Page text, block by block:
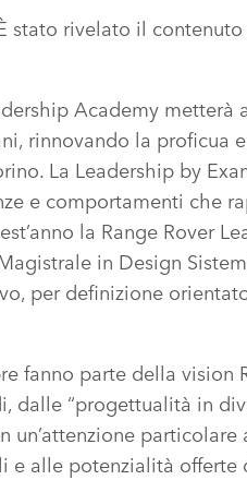
stato rivelato il
Academy metterà
rinnovando la proficua
La Leadership by
e comportamenti che
la Range Rover
in Design
per definizione
fanno parte della vision
dalle “progettualità in
un’attenzione
e alle potenzialità